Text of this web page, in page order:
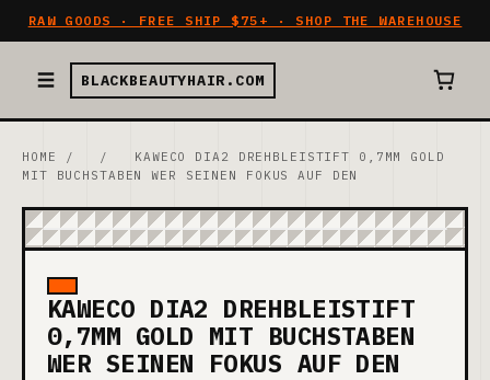
RAW GOODS · FREE SHIP $75+ · SHOP THE WAREHOUSE
BLACKBEAUTYHAIR.COM
HOME / /
KAWECO DIA2 DREHBLEISTIFT 0,7MM GOLD
MIT BUCHSTABEN WER SEINEN FOKUS AUF DEN
KAWECO DIA2 DREHBLEISTIFT
0,7MM GOLD MIT BUCHSTABEN
WER SEINEN FOKUS AUF DEN